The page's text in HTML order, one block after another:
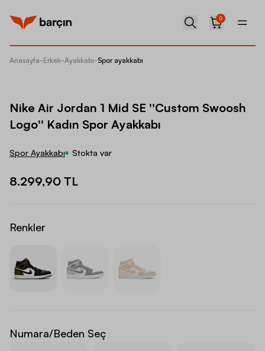
0
Anasayfa-Erkek-Ayakkabı-Spor ayakkabı
Nike Air Jordan 1 Mid SE ''Custom Swoosh
Logo'' Kadın Spor Ayakkabı
Spor Ayakkabı Stokta var
8.299,90 TL
Renkler
Numara/Beden Seç